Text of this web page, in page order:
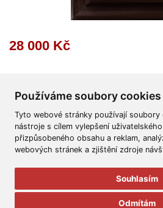
Používáme soubory cookies
Tyto webové stránky používají
nástroje s cílem vylepšení
přizpůsobeného obsahu a reklam,
webových stránek a zjištění zdroje
Souhlasím
Odmítám
28 000 Kč
Všeobecné obchodní podmínky Reklamační
Aukční